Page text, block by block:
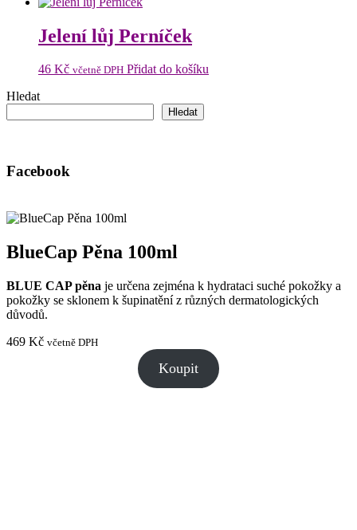
Jelení lůj Perníček
46 Kč včetně DPH Přidat do košíku
Hledat
Hledat
Facebook
BlueCap Pěna 100ml
BLUE CAP pěna je určena zejména k hydrataci suché pokožky a
pokožky se sklonem k šupinatění z různých dermatologických
důvodů.
469 Kč včetně DPH
Koupit